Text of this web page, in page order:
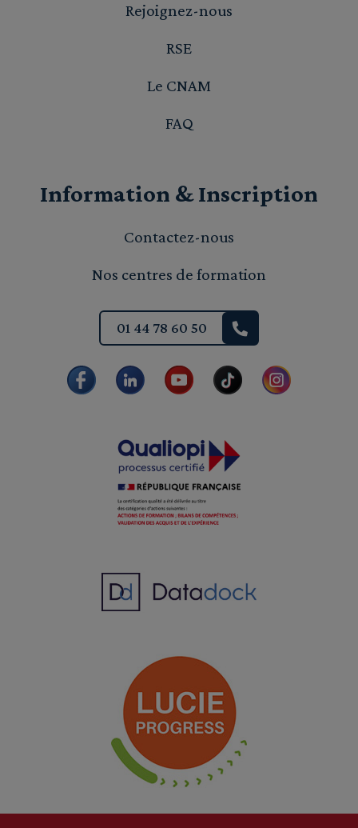
Rejoignez-nous
RSE
Le CNAM
FAQ
Information & Inscription
Contactez-nous
Nos centres de formation
01 44 78 60 50